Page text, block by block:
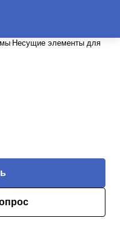
Несущие элементы для